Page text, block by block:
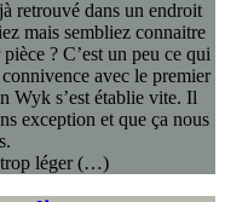
retrouvé dans un endroit
mais sembliez connaitre
? C’est un peu ce qui
avec le premier
Wyk s’est établie vite. Il
exception et que ça nous
trop léger (…)